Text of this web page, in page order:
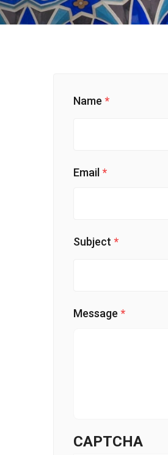
Name
Email
Subject
Message
CAPTCHA